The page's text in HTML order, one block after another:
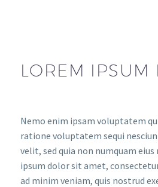
LOREM IPSUM
Nemo enim ipsam voluptatem
ratione voluptatem sequi
velit, sed quia non numquam
ipsum dolor sit amet,
ad minim veniam, quis nostrud